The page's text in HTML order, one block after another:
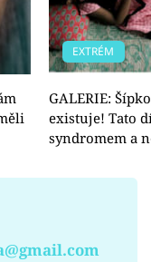
EXTRÉM
GALERIE:
existuje! Tato
syndromem a